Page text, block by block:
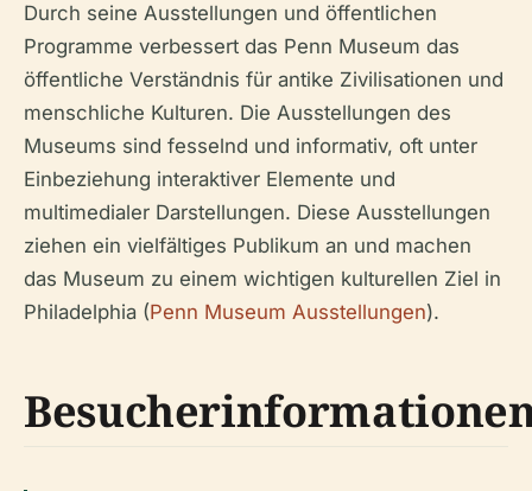
Durch seine Ausstellungen und öffentlichen
Programme verbessert das Penn Museum das
öffentliche Verständnis für antike Zivilisationen und
menschliche Kulturen. Die Ausstellungen des
Museums sind fesselnd und informativ, oft unter
Einbeziehung interaktiver Elemente und
multimedialer Darstellungen. Diese Ausstellungen
ziehen ein vielfältiges Publikum an und machen
das Museum zu einem wichtigen kulturellen Ziel in
Philadelphia (Penn Museum Ausstellungen).